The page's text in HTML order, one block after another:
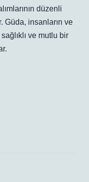
düzenli
Güda, insanların ve
ve mutlu bir